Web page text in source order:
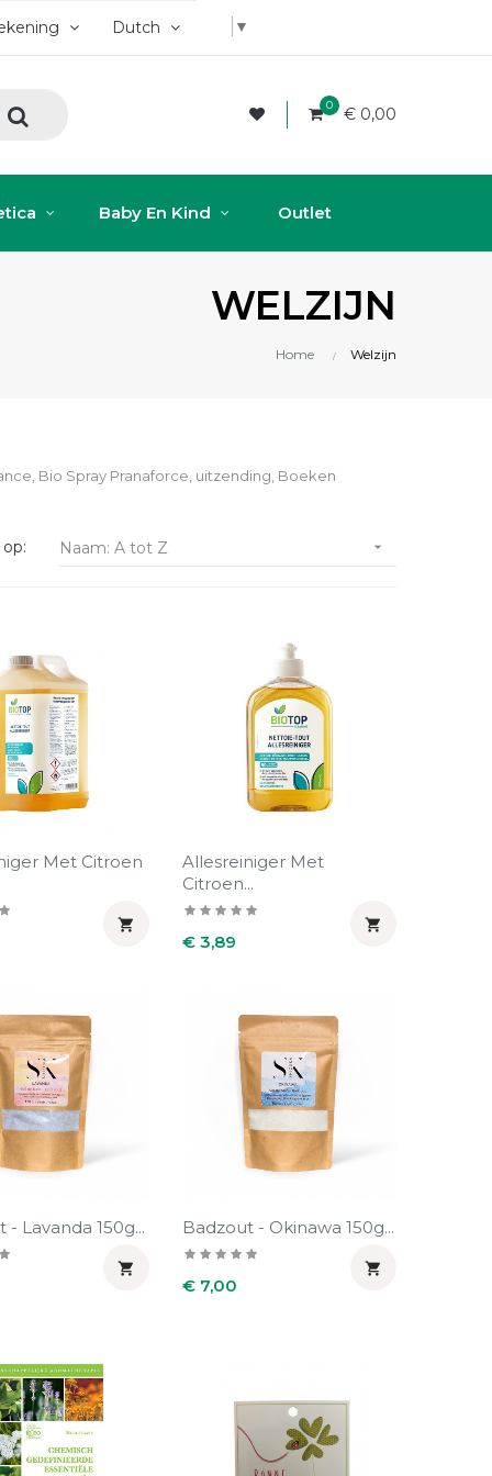
Dutch ▼
0 € 0,00
Baby En Kind Outlet
WELZIJN
Home Welzijn
Bio Spray Pranaforce, uitzending, Boeken
Naam: A tot Z 
Met Citroen

Allesreiniger Met
Citroen...
Prijs
€ 3,89

- Lavanda 150g...

Badzout - Okinawa 150g...
Prijs
€ 7,00
